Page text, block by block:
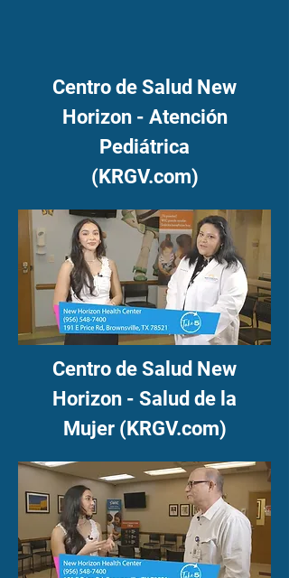
Centro de Salud New
Horizon - Atención
Pediátrica
(KRGV.com)
Centro de Salud New
Horizon - Salud de la
Mujer (KRGV.com)